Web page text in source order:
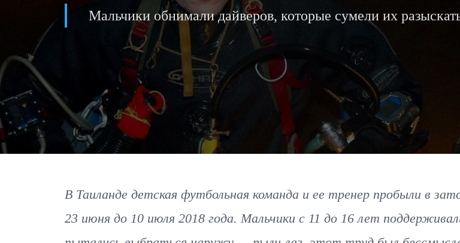
Мальчики обнимали дайверов, которые сумели их
В Таиланде детская футбольная команда и ее тренер пробыли в
23 июня до 10 июля 2018 года. Мальчики с 11 до 16 лет